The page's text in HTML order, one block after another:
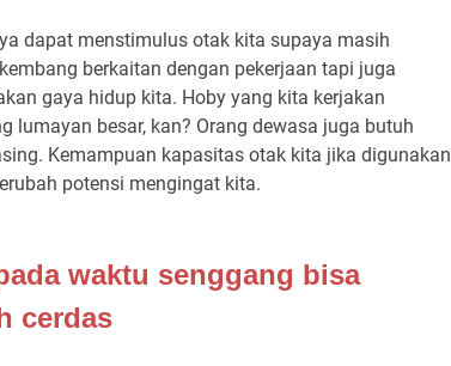
dapat menstimulus otak kita supaya masih
berkaitan dengan pekerjaan tapi juga
gaya hidup kita. Hoby yang kita kerjakan
lumayan besar, kan? Orang dewasa juga butuh
Kemampuan kapasitas otak kita jika digunakan
potensi mengingat kita.
waktu senggang bisa
cerdas